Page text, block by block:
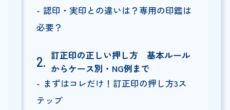
認印・実印との違いは？専用の印鑑は
必要？
訂正印の正しい押し方 基本ルール
からケース別・NG例まで
まずはコレだけ！訂正印の押し方3ス
テップ